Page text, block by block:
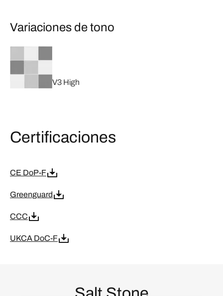
Variaciones de tono
V3 High
Certificaciones
CE DoP-F
Greenguard
CCC
UKCA DoC-F